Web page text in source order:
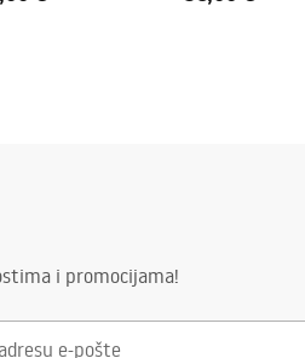
i promocijama!